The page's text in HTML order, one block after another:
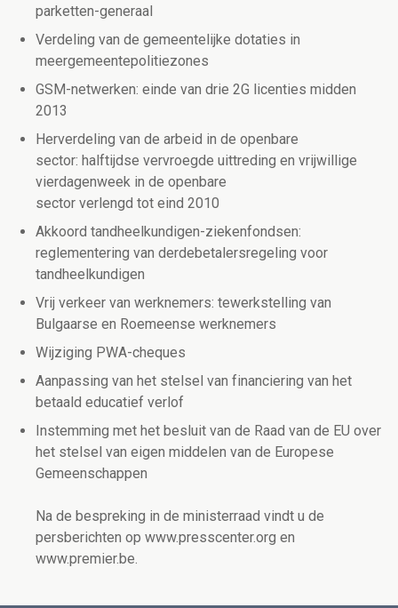
parketten-generaal
Verdeling van de gemeentelijke dotaties in
meergemeentepolitiezones
GSM-netwerken: einde van drie 2G licenties midden
2013
Herverdeling van de arbeid in de openbare
sector: halftijdse vervroegde uittreding en vrijwillige
vierdagenweek in de openbare
sector verlengd tot eind 2010
Akkoord tandheelkundigen-ziekenfondsen:
reglementering van derdebetalersregeling voor
tandheelkundigen
Vrij verkeer van werknemers: tewerkstelling van
Bulgaarse en Roemeense werknemers
Wijziging PWA-cheques
Aanpassing van het stelsel van financiering van het
betaald educatief verlof
Instemming met het besluit van de Raad van de EU over
het stelsel van eigen middelen van de Europese
Gemeenschappen
Na de bespreking in de ministerraad vindt u de
persberichten op www.presscenter.org en
www.premier.be.